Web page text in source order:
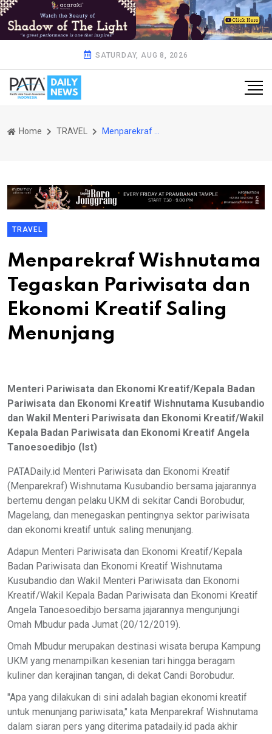
SATURDAY, AUG 8, 2026
Home TRAVEL Menparekraf Wishnutama Tegaskan Pariwisata dan Ekonomi Kreatif Saling Menunjang
TRAVEL
Menparekraf Wishnutama
Tegaskan Pariwisata dan
Ekonomi Kreatif Saling
Menunjang
Menteri Pariwisata dan Ekonomi Kreatif/Kepala Badan
Pariwisata dan Ekonomi Kreatif Wishnutama Kusubandio
dan Wakil Menteri Pariwisata dan Ekonomi Kreatif/Wakil
Kepala Badan Pariwisata dan Ekonomi Kreatif Angela
Tanoesoedibjo (Ist)
PATADaily.id Menteri Pariwisata dan Ekonomi Kreatif
(Menparekraf) Wishnutama Kusubandio bersama jajarannya
bertemu dengan pelaku UKM di sekitar Candi Borobudur,
Magelang, dan menegaskan pentingnya sektor pariwisata
dan ekonomi kreatif untuk saling menunjang.
Adapun Menteri Pariwisata dan Ekonomi Kreatif/Kepala
Badan Pariwisata dan Ekonomi Kreatif Wishnutama
Kusubandio dan Wakil Menteri Pariwisata dan Ekonomi
Kreatif/Wakil Kepala Badan Pariwisata dan Ekonomi Kreatif
Angela Tanoesoedibjo bersama jajarannya mengunjungi
Omah Mbudur pada Jumat (20/12/2019).
Omah Mbudur merupakan destinasi wisata berupa Kampung
UKM yang menampilkan kesenian tari hingga beragam
kuliner dan kerajinan tangan, di dekat Candi Borobudur.
"Apa yang dilakukan di sini adalah bagian ekonomi kreatif
untuk menunjang pariwisata," kata Menparekraf Wishnutama
dalam siaran pers yang diterima patadaily.id pada akhir